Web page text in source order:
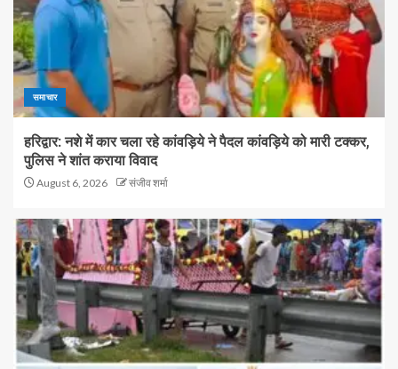
समाचार
हरिद्वार: नशे में कार चला रहे कांवड़िये ने पैदल कांवड़िये को मारी टक्कर,
पुलिस ने शांत कराया विवाद
August 6, 2026 संजीव शर्मा